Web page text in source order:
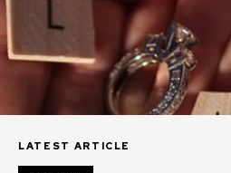
LATEST ARTICLE